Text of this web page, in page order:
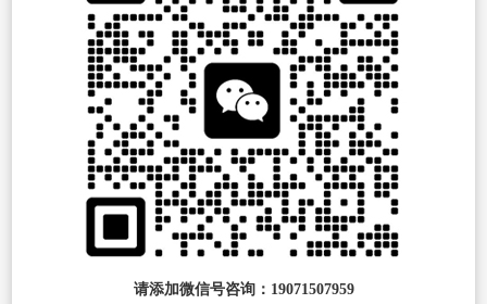
请添加微信号咨询：19071507959